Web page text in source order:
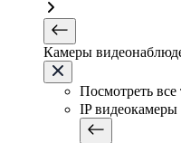
Камеры
Посмотреть все
IP видеокамеры